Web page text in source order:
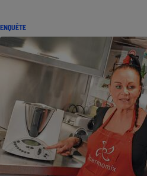
ENQUÊTE